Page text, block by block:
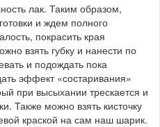
лак. Таким образом,
и ждем полного
покрасить края
взять губку и нанести по
и подождать пока
эффект «состаривания»
при высыхании трескается и
Также можно взять кисточку
краской на сам наш шарик.